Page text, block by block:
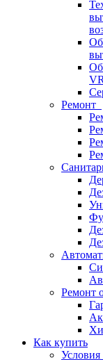
Ремонт
Ремонт
Как купить